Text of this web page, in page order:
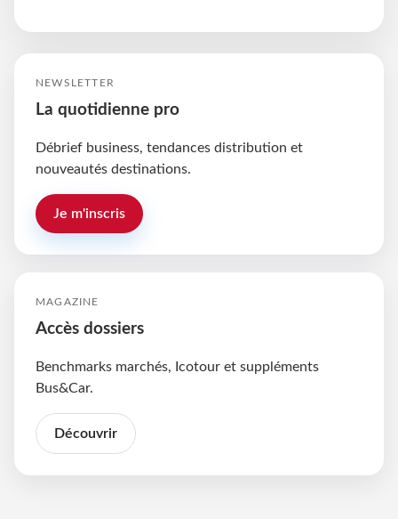
NEWSLETTER
La quotidienne pro
Débrief business, tendances distribution et
nouveautés destinations.
Je m'inscris
MAGAZINE
Accès dossiers
Benchmarks marchés, Icotour et suppléments
Bus&Car.
Découvrir